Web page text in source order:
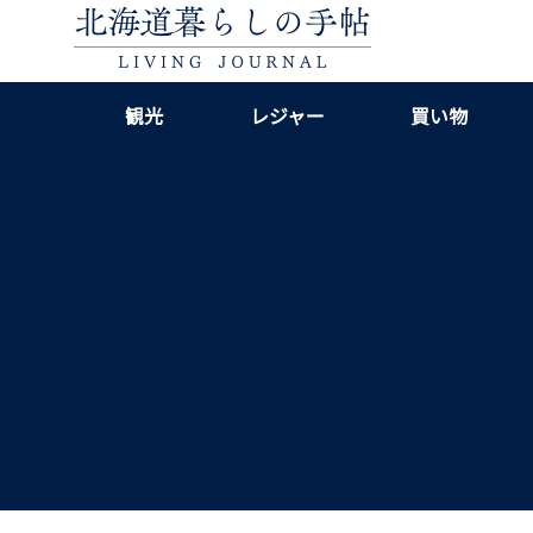
観光 レジャー 買い物